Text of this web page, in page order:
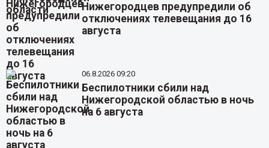
Нижегородцев предупредили об
отключениях телевещания до 16
августа
06.8.2026 09:20
Беспилотники сбили над
Нижегородской областью в ночь
на 6 августа